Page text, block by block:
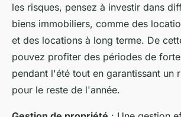
les risques, pensez à investir dans
biens immobiliers, comme des
et des locations à long terme. De
pouvez profiter des périodes de
pendant l'été tout en garantissant un
pour le reste de l'année.